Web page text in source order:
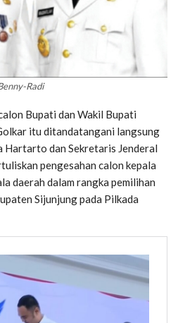
Radi
Bupati dan Wakil Bupati
itu ditandatangani langsung
Hartarto dan Sekretaris Jenderal
pengesahan calon kepala
daerah dalam rangka pemilihan
Sijunjung pada Pilkada